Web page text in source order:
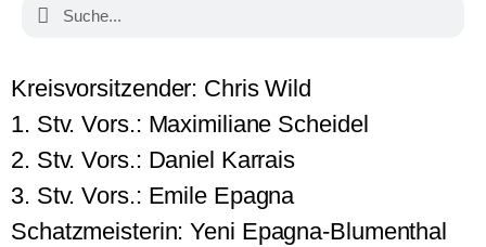
Kreisvorsitzender: Chris Wild
1. Stv. Vors.: Maximiliane Scheidel
2. Stv. Vors.: Daniel Karrais
3. Stv. Vors.: Emile Epagna
Schatzmeisterin: Yeni Epagna-Blumenthal